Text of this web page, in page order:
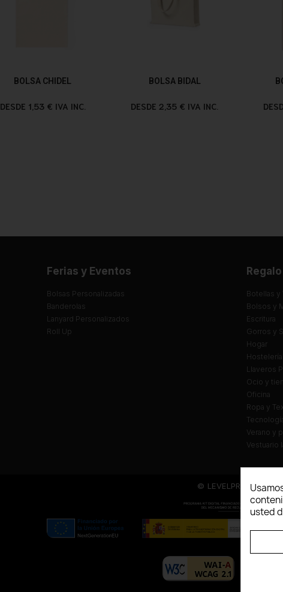
BOLSA CHIDEL
DESDE 1,53 € IVA INC.
BOLSA BIDAL
DESDE 2,35 € IVA INC.
Ferias y Eventos
Bolsas Personalizadas
Banderolas
Lanyard Personalizados
Roll Up
Botellas y
Bolsos y
Escritura
Gorros y
Hogar
Hostelería
Llaveros
Ocio y
Oficina
Ropa y
Verano y
Vestuario
© LEVELPRINT - 2026
La
usted